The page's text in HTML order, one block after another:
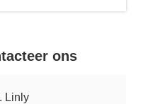
ons
Linly